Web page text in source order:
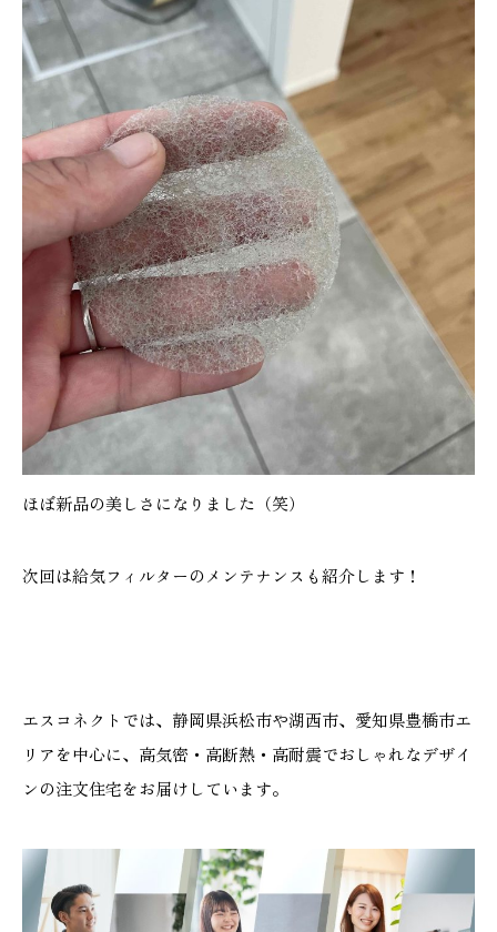
ほぼ新品の美しさになりました（笑）
次回は給気フィルターのメンテナンスも紹介します！
エスコネクトでは、静岡県浜松市や湖西市、愛知県豊橋市エ
リアを中心に、高気密・高断熱・高耐震でおしゃれなデザイ
ンの注文住宅をお届けしています。